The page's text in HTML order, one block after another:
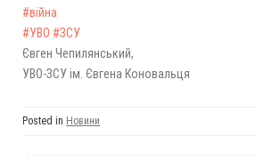
#війна
#УВО #ЗСУ
Євген Чепилянський,
УВО-ЗСУ ім. Євгена Коновальця
Posted in Новини